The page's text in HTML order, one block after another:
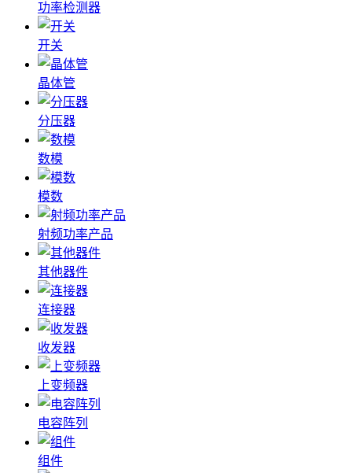
功率检测器
开关
晶体管
分压器
数模
模数
射频功率产品
其他器件
连接器
收发器
上变频器
电容阵列
组件